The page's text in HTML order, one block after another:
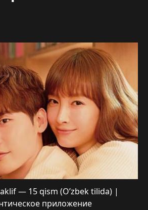
— 15 qism (O’zbek tilida) |
приложение